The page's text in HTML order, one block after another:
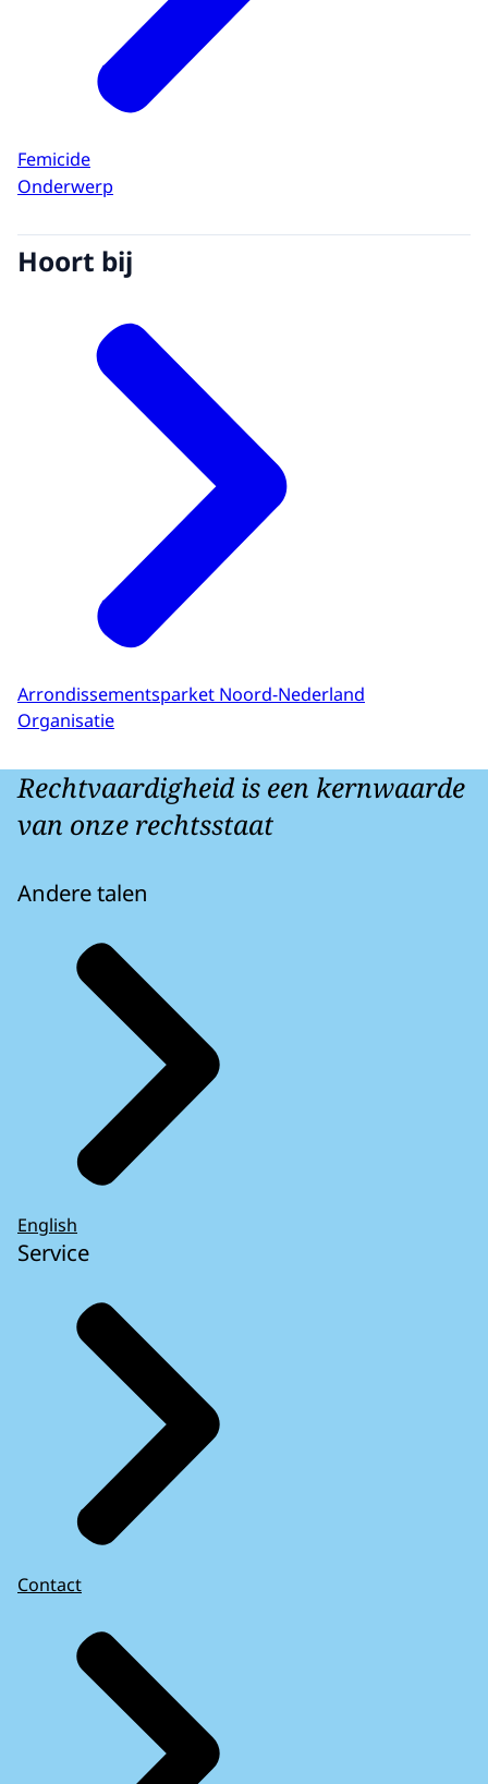
Femicide
Onderwerp
Hoort bij
Arrondissementsparket Noord-Nederland
Organisatie
Rechtvaardigheid is een kernwaarde
van onze rechtsstaat
Andere talen
English
Service
Contact